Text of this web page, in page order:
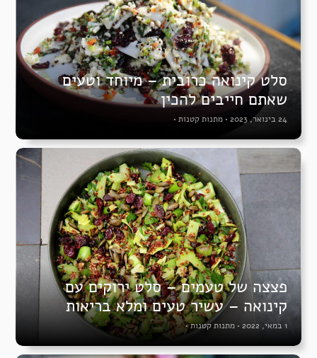
סלט קינואה כרובית – מיוחד וטעים
שאתם חייבים להכין
24 בינואר, 2023 • מתנות קטנות •
פצצה של טעמים – סלט ירוקים עם
קינואה – עשיר טעים ומלא בריאות
1 במאי, 2022 • מתנות קטנות•